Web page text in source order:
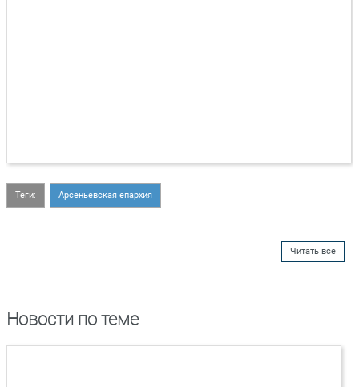
Теги: Арсеньевская епархия
Читать все
Новости по теме